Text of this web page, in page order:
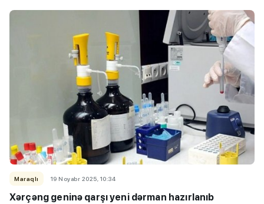
Maraqlı 19 Noyabr 2025, 10:34
Xərçəng geninə qarşı yeni dərman hazırlanıb